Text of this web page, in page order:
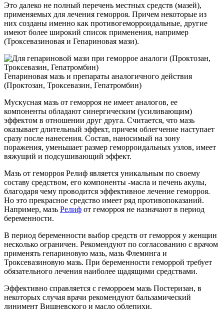
Это далеко не полный перечень местных средств (мазей),
применяемых для лечения геморроя. Причем некоторые из
них созданы именно как противогеморроидальные, другие
имеют более широкий список применения, например
(Троксевазиновая и Гепариновая мази).
Гепариновая мазь и препараты аналогичного действия
(Проктозан, Троксевазин, Гепатромбин)
Мускусная мазь от геморроя не имеет аналогов, ее
компоненты обладают синергическим (усиливающим)
эффектом в отношении друг друга. Считается, что мазь
оказывает длительный эффект, причем облегчение наступает
сразу после нанесения. Состав, наносимый на зону
поражения, уменьшает размер геморроидальных узлов, имеет
вяжущий и подсушивающий эффект.
Мазь от геморроя Релиф является уникальным по своему
составу средством, его компоненты -масла и печень акулы,
благодаря чему проводится эффективное лечение геморроя.
Но это прекрасное средство имеет ряд противопоказаний.
Например, мазь Релиф от геморроя не назначают в период
беременности.
В период беременности выбор средств от геморроя у женщин
несколько ограничен. Рекомендуют по согласованию с врачом
применять гепариновую мазь, мазь Флеминга и
Троксевазиновую мазь. При беременности геморрой требует
обязательного лечения наиболее щадящими средствами.
Эффективно справляется с геморроем мазь Постеризан, в
некоторых случая врачи рекомендуют бальзамический
линимент Вишневского и масло облепихи.